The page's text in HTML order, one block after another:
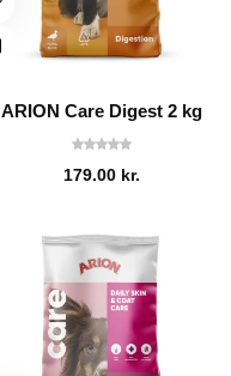
ARION Care Digest 2 kg
179.00 kr.